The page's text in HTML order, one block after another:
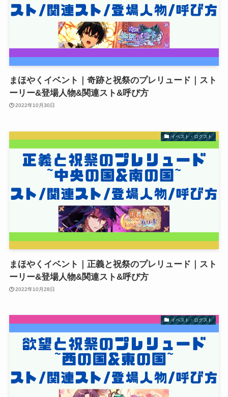
まほやくイベント｜奇跡と祝祭のプレリュード｜スト
ーリー&登場人物&関連スト&呼び方
2022年10月30日
イベスト・ログスト
まほやくイベント｜正義と祝祭のプレリュード｜スト
ーリー&登場人物&関連スト&呼び方
2022年10月28日
イベスト・ログスト